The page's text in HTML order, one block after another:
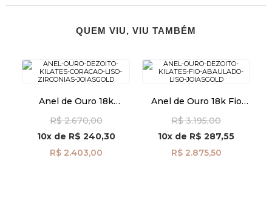
QUEM VIU, VIU TAMBÉM
Anel de Ouro 18k
Zircônias an41956
R$ 2.670,00
10xde R$ 240,30
R$ 2.403,00
Anel de Ouro 18k Fio
R$ 3.195,00
10x de R$ 287,55
R$ 2.875,50